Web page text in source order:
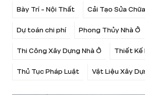
Bày Trí - Nội Thất Cải Tạo Sửa
Dự toán chi phí Phong Thủy Nhà Ở
Thi Công Xây Dựng Nhà Ở Thiết Kế
Thủ Tục Pháp Luật Vật Liệu Xây